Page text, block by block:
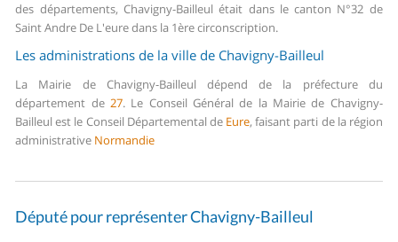
des départements, Chavigny-Bailleul était dans le canton N°32 de
Saint Andre De L'eure dans la 1ère circonscription.
Les administrations de la ville de Chavigny-Bailleul
La Mairie de Chavigny-Bailleul dépend de la préfecture du
département de 27.Le Conseil Général de la Mairie de Chavigny-
Bailleul est le Conseil Départemental de Eure, faisant parti de la région
administrative Normandie
Député pour représenter Chavigny-Bailleul